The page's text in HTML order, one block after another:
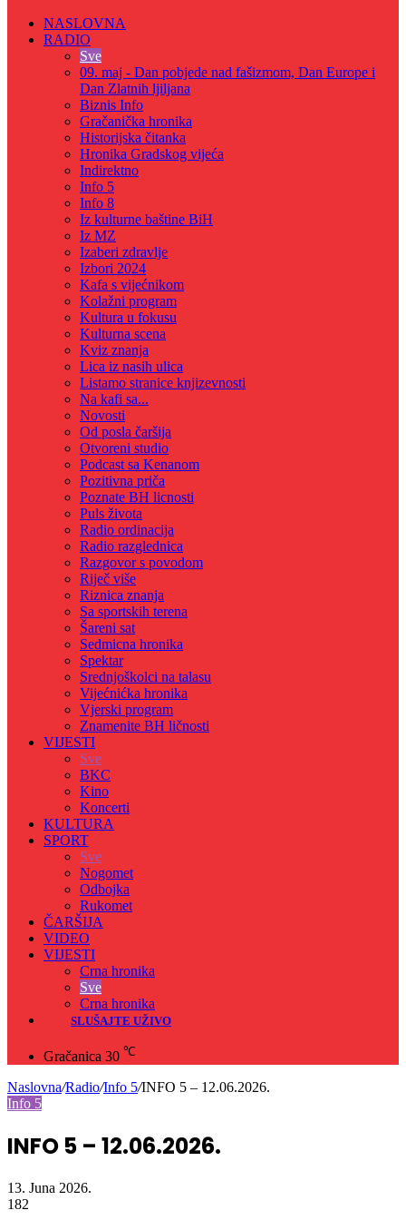
NASLOVNA
RADIO
Sve
09. maj - Dan pobjede nad fašizmom, Dan Europe i
Dan Zlatnih ljiljana
Biznis Info
Gračanička hronika
Historijska čitanka
Hronika Gradskog vijeća
Indirektno
Info 5
Info 8
Iz kulturne baštine BiH
Iz MZ
Izaberi zdravlje
Izbori 2024
Kafa s vijećnikom
Kolažni program
Kultura u fokusu
Kulturna scena
Kviz znanja
Lica iz nasih ulica
Listamo stranice knjizevnosti
Na kafi sa...
Novosti
Od posla čaršija
Otvoreni studio
Podcast sa Kenanom
Pozitivna priča
Poznate BH licnosti
Puls života
Radio ordinacija
Radio razglednica
Razgovor s povodom
Riječ više
Riznica znanja
Sa sportskih terena
Šareni sat
Sedmicna hronika
Spektar
Srednjoškolci na talasu
Vijećnićka hronika
Vjerski program
Znamenite BH ličnosti
VIJESTI
Sve
BKC
Kino
Koncerti
KULTURA
SPORT
Sve
Nogomet
Odbojka
Rukomet
ČARŠIJA
VIDEO
VIJESTI
Crna hronika
Sve
Crna hronika
SLUŠAJTE UŽIVO
Gračanica 30 ℃
Naslovna/Radio/Info 5/INFO 5 – 12.06.2026.
Info 5
INFO 5 – 12.06.2026.
13. Juna 2026.
182